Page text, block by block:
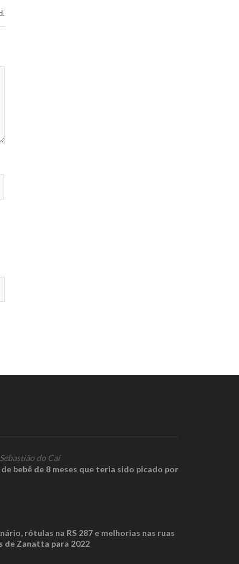
do Caí
bebê de 8 meses que teria sido picado por
rótulas na RS 287 e melhorias nas ruas
Zanatta para 2022